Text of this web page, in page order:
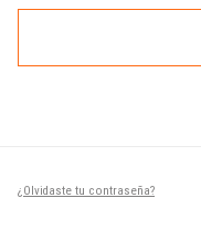
¿Olvidaste tu contraseña?